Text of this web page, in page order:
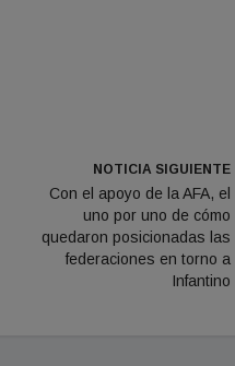
NOTICIA SIGUIENTE
Con el apoyo de la AFA, el
uno por uno de cómo
quedaron posicionadas las
federaciones en torno a
Infantino